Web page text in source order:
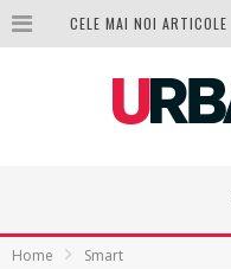
CELE MAI NOI ARTICOLE
Home Smart